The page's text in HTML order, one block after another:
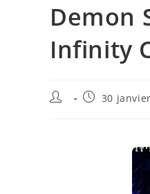
Demon
Infinity
30